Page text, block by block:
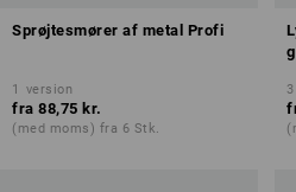
Sprøjtesmører af metal Profi
1 version
fra 88,75 kr.
(med moms) fra 6 Stk.
3